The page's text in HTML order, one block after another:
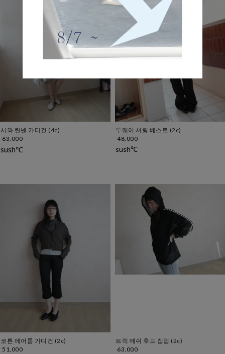
시와 린넨 가디건 (4c)
63,000
sush℃
투웨이 셔링 베스트 (2c)
48,000
sush℃
코튼 에어룸 가디건 (2c)
51,000
트랙 메쉬 후드 집업 (2c)
63,000